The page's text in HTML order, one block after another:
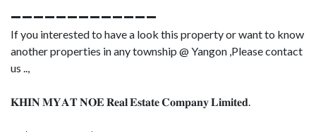
➖➖➖➖➖➖➖➖➖➖➖➖➖
If you interested to have a look this property or want to know
another properties in any township @ Yangon ,Please contact
us ..,
𝐊𝐇𝐈𝐍 𝐌𝐘𝐀𝐓 𝐍𝐎𝐄 𝐑𝐞𝐚𝐥 𝐄𝐬𝐭𝐚𝐭𝐞 𝐂𝐨𝐦𝐩𝐚𝐧𝐲 𝐋𝐢𝐦𝐢𝐭𝐞𝐝.